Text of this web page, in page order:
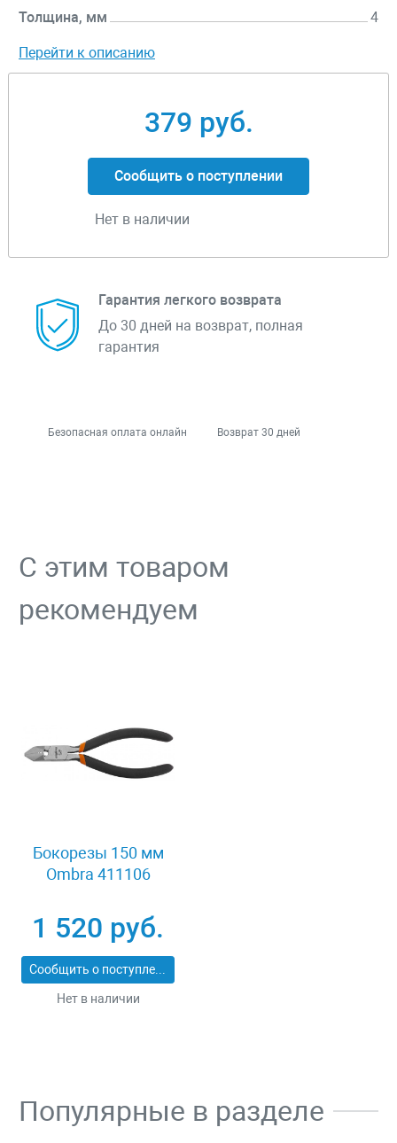
Толщина, мм 4
Перейти к описанию
379 руб.
Сообщить о поступлении
Нет в наличии
Гарантия легкого возврата
До 30 дней на возврат, полная
гарантия
Безопасная оплата онлайн Возврат 30 дней
С этим товаром
рекомендуем
Бокорезы 150 мм
Ombra 411106
1 520 руб.
Сообщить о поступлении
Нет в наличии
Популярные в разделе